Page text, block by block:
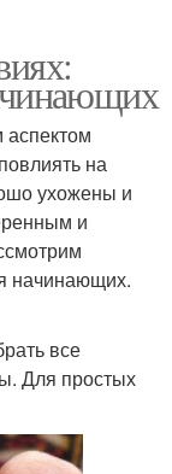
на
ухожены и
и
начинающих.
все
Для простых